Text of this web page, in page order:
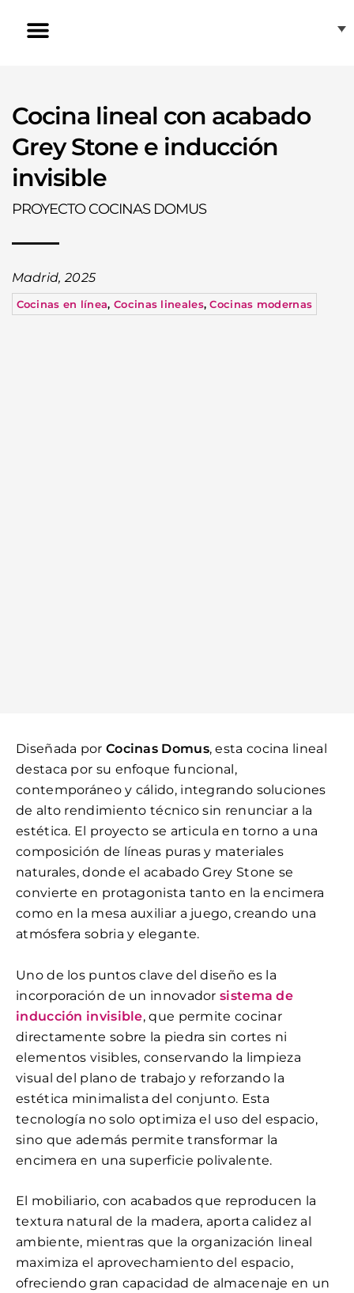
Cocina lineal con acabado
Grey Stone e inducción
invisible
PROYECTO COCINAS DOMUS
Madrid, 2025
Cocinas en línea, Cocinas lineales,Cocinas modernas
Diseñada por Cocinas Domus, esta cocina lineal
destaca por su enfoque funcional,
contemporáneo y cálido, integrando soluciones
de alto rendimiento técnico sin renunciar a la
estética. El proyecto se articula en torno a una
composición de líneas puras y materiales
naturales, donde el acabado Grey Stone se
convierte en protagonista tanto en la encimera
como en la mesa auxiliar a juego, creando una
atmósfera sobria y elegante.
Uno de los puntos clave del diseño es la
incorporación de un innovadorsistema de
inducción invisible, que permite cocinar
directamente sobre la piedra sin cortes ni
elementos visibles, conservando la limpieza
visual del plano de trabajo y reforzando la
estética minimalista del conjunto. Esta
tecnología no solo optimiza el uso del espacio,
sino que además permite transformar la
encimera en una superficie polivalente.
El mobiliario, con acabados que reproducen la
textura natural de la madera, aporta calidez al
ambiente, mientras que la organización lineal
maximiza el aprovechamiento del espacio,
ofreciendo gran capacidad de almacenaje en un